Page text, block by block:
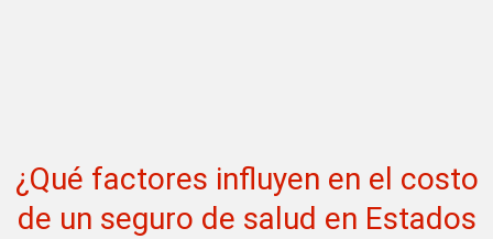
¿Qué factores influyen en el costo
de un seguro de salud en Estados